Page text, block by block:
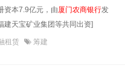
资本7.9亿元，由厦门农商银行发
建天宝矿业集团等共同出资]
租赁 筹建